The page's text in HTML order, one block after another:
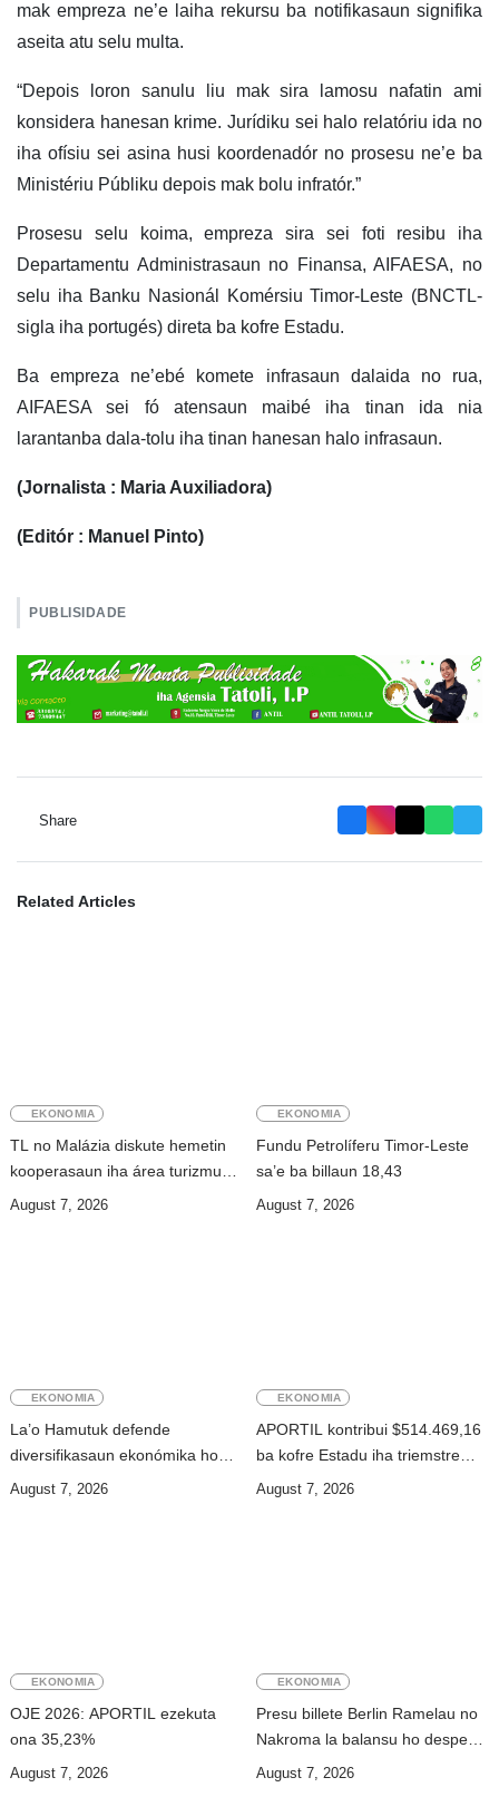
mak empreza ne’e laiha rekursu ba notifikasaun signifika
aseita atu selu multa.
“Depois loron sanulu liu mak sira lamosu nafatin ami
konsidera hanesan krime. Jurídiku sei halo relatóriu ida no
iha ofísiu sei asina husi koordenadór no prosesu ne’e ba
Ministériu Públiku depois mak bolu infratór.”
Prosesu selu koima, empreza sira sei foti resibu iha
Departamentu Administrasaun no Finansa, AIFAESA, no
selu iha Banku Nasionál Komérsiu Timor-Leste (BNCTL-
sigla iha portugés) direta ba kofre Estadu.
Ba empreza ne’ebé komete infrasaun dalaida no rua,
AIFAESA sei fó atensaun maibé iha tinan ida nia
larantanba dala-tolu iha tinan hanesan halo infrasaun.
(Jornalista : Maria Auxiliadora)
(Editór : Manuel Pinto)
PUBLISIDADE
Share
Related Articles
EKONOMIA
TL no Malázia diskute hemetin
kooperasaun iha área turizmu
no edukasaun
August 7, 2026
EKONOMIA
Fundu Petrolíferu Timor-Leste
sa’e ba billaun 18,43
August 7, 2026
EKONOMIA
La’o Hamutuk defende
diversifikasaun ekonómika ho
prioridade ba setór agrikultura
August 7, 2026
EKONOMIA
APORTIL kontribui $514.469,16
ba kofre Estadu iha triemstre
daruak
August 7, 2026
EKONOMIA
OJE 2026: APORTIL ezekuta
ona 35,23%
August 7, 2026
EKONOMIA
Presu billete Berlin Ramelau no
Nakroma la balansu ho despeza
ba ró
August 7, 2026